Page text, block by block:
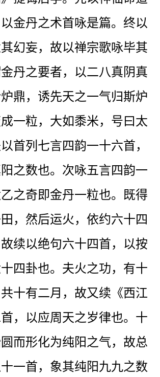
金丹之术首咏是篇。终以
幻妄，故以禅宗歌咏毕其
丹之要者，以二八真阴真
鼎，诱先天之一气归斯炉
一粒，大如黍米，号曰太
首列七言四韵一十六首，
之数也。次咏五言四韵一
之奇即金丹一粒也。既得
，然后运火，依约六十四
续以绝句六十四首，以按
十四卦也。夫火之功，有十
十有二月，故又续《西江
，以应周天之岁律也。十
而形化为纯阳之气，故总
一首，象其纯阳九九之数